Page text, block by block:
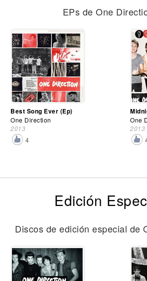
EPs de One
Best Song Ever (Ep)
One Direction
2013
4
One
2013
Edición
Discos de edición especial de